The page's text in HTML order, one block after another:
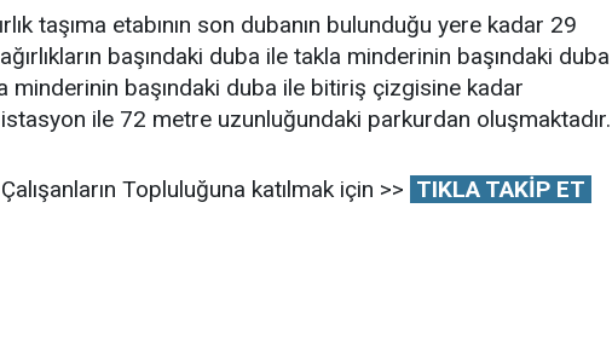
taşıma etabının son dubanın bulunduğu yere kadar 29
başındaki duba ile takla minderinin başındaki duba
minderinin başındaki duba ile bitiriş çizgisine kadar
ile 72 metre uzunluğundaki parkurdan oluşmaktadır.
Topluluğuna katılmak için >> TIKLA TAKİP ET